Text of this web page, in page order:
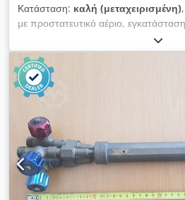
Κατάσταση: καλή (μεταχειρισμένη)
με προστατευτικό αέριο,
εγκατάσταση συγκόλλησης MIG/
συγκόλλησης - Κατασκευαστής:
με προστατευτικό αέριο PULS
LUD320W - Μέγιστη ισχύς
υδρόψυκτη, τηλεχειριστήριο -
mm - Βάρος: 174 kg